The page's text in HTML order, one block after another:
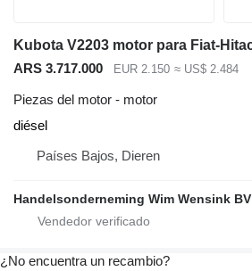
ARS 3.717.000 EUR 2.150 ≈ US$ 2.484
Piezas del motor - motor
diésel
Países Bajos, Dieren
Handelsonderneming Wim Wensink BV
¿No encuentra un recambio?